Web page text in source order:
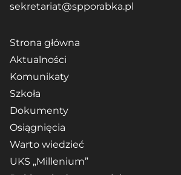
sekretariat@spporabka.pl
Strona główna
Aktualności
Komunikaty
Szkoła
Dokumenty
Osiągnięcia
Warto wiedzieć
UKS „Millenium”